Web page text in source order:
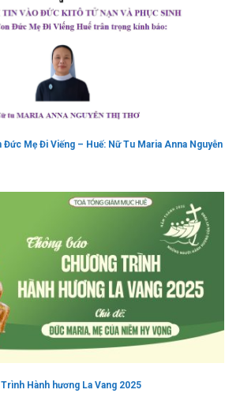
Mẹ Đi Viếng – Huế: Nữ Tu Maria Anna Nguyễn
Hành hương La Vang 2025